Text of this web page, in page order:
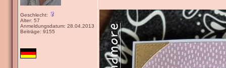
Geschlecht:
Alter: 57
Anmeldungsdatum: 28.04.2013
Beiträge: 9155